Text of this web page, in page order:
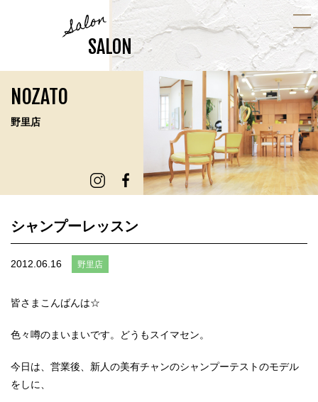
Salon
SALON
NOZATO
野里店
シャンプーレッスン
2012.06.16 野里店
皆さまこんばんは☆
色々噂のまいまいです。どうもスイマセン。
今日は、営業後、新人の美有チャンのシャンプーテストのモデル
をしに、